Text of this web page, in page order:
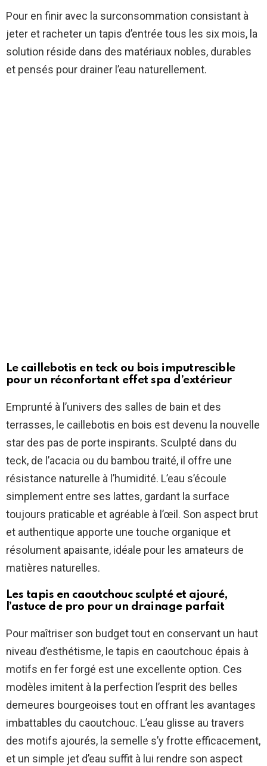
Pour en finir avec la surconsommation consistant à
jeter et racheter un tapis d’entrée tous les six mois, la
solution réside dans des matériaux nobles, durables
et pensés pour drainer l’eau naturellement.
Le caillebotis en teck ou bois imputrescible
pour un réconfortant effet spa d’extérieur
Emprunté à l’univers des salles de bain et des
terrasses, le caillebotis en bois est devenu la nouvelle
star des pas de porte inspirants. Sculpté dans du
teck, de l’acacia ou du bambou traité, il offre une
résistance naturelle à l’humidité. L’eau s’écoule
simplement entre ses lattes, gardant la surface
toujours praticable et agréable à l’œil. Son aspect brut
et authentique apporte une touche organique et
résolument apaisante, idéale pour les amateurs de
matières naturelles.
Les tapis en caoutchouc sculpté et ajouré,
l’astuce de pro pour un drainage parfait
Pour maîtriser son budget tout en conservant un haut
niveau d’esthétisme, le tapis en caoutchouc épais à
motifs en fer forgé est une excellente option. Ces
modèles imitent à la perfection l’esprit des belles
demeures bourgeoises tout en offrant les avantages
imbattables du caoutchouc. L’eau glisse au travers
des motifs ajourés, la semelle s’y frotte efficacement,
et un simple jet d’eau suffit à lui rendre son aspect